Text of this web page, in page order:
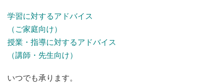
学習に対するアドバイス
（ご家庭向け）
授業・指導に対するアドバイス
（講師・先生向け）
いつでも承ります。